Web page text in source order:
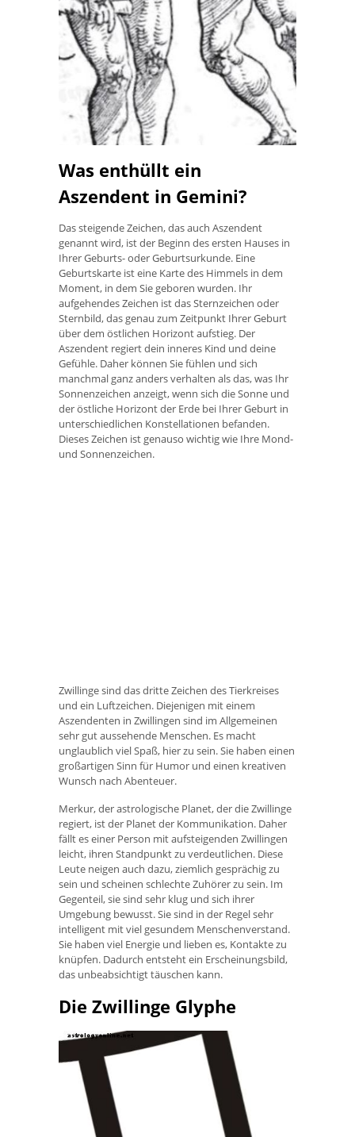
Was enthüllt ein
Aszendent in Gemini?
Das steigende Zeichen, das auch Aszendent
genannt wird, ist der Beginn des ersten Hauses in
Ihrer Geburts- oder Geburtsurkunde. Eine
Geburtskarte ist eine Karte des Himmels in dem
Moment, in dem Sie geboren wurden. Ihr
aufgehendes Zeichen ist das Sternzeichen oder
Sternbild, das genau zum Zeitpunkt Ihrer Geburt
über dem östlichen Horizont aufstieg. Der
Aszendent regiert dein inneres Kind und deine
Gefühle. Daher können Sie fühlen und sich
manchmal ganz anders verhalten als das, was Ihr
Sonnenzeichen anzeigt, wenn sich die Sonne und
der östliche Horizont der Erde bei Ihrer Geburt in
unterschiedlichen Konstellationen befanden.
Dieses Zeichen ist genauso wichtig wie Ihre Mond-
und Sonnenzeichen.
Zwillinge sind das dritte Zeichen des Tierkreises
und ein Luftzeichen. Diejenigen mit einem
Aszendenten in Zwillingen sind im Allgemeinen
sehr gut aussehende Menschen. Es macht
unglaublich viel Spaß, hier zu sein. Sie haben einen
großartigen Sinn für Humor und einen kreativen
Wunsch nach Abenteuer.
Merkur, der astrologische Planet, der die Zwillinge
regiert, ist der Planet der Kommunikation. Daher
fällt es einer Person mit aufsteigenden Zwillingen
leicht, ihren Standpunkt zu verdeutlichen. Diese
Leute neigen auch dazu, ziemlich gesprächig zu
sein und scheinen schlechte Zuhörer zu sein. Im
Gegenteil, sie sind sehr klug und sich ihrer
Umgebung bewusst. Sie sind in der Regel sehr
intelligent mit viel gesundem Menschenverstand.
Sie haben viel Energie und lieben es, Kontakte zu
knüpfen. Dadurch entsteht ein Erscheinungsbild,
das unbeabsichtigt täuschen kann.
Die Zwillinge Glyphe